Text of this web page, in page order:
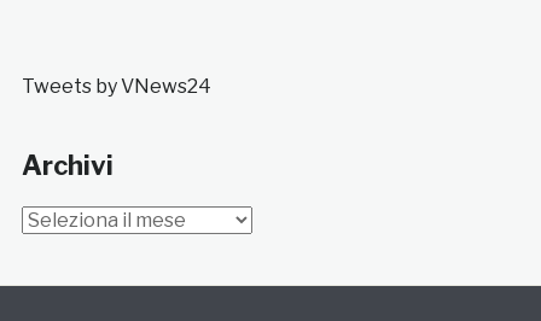
Tweets by VNews24
Archivi
Archivi